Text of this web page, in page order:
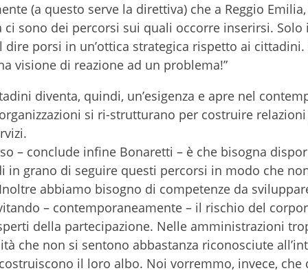
(a questo serve la direttiva) che a Reggio
ci sono dei percorsi sui quali occorre inserirsi.
dire porsi in un’ottica strategica rispetto ai
visione di reazione ad un problema!”
diventa, quindi, un’esigenza e apre nel
si ri-strutturano per costruire
– conclude infine Bonaretti – è che bisogna
in grano di seguire questi percorsi in modo che
abbiamo bisogno di competenze da
– contemporaneamente – il rischio del
della partecipazione. Nelle amministrazioni
che non si sentono abbastanza riconosciute
il loro albo. Noi vorremmo, invece,